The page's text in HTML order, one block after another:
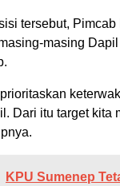
tersebut,
masing
Dari itu target kita
KPU Sumenep